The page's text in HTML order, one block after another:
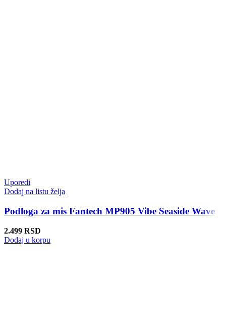
Uporedi
Dodaj na listu želja
Podloga za mis Fantech MP905 Vibe Seaside Wave
2.499 RSD
Dodaj u korpu